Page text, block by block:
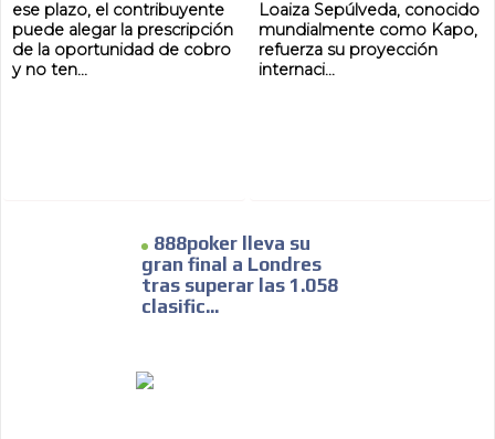
ese plazo, el contribuyente
puede alegar la prescripción
de la oportunidad de cobro
y no ten...
Loaiza Sepúlveda, conocido
mundialmente como Kapo,
refuerza su proyección
internaci...
888poker lleva su
gran final a Londres
tras superar las 1.058
clasific...